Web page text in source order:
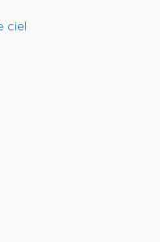
ciel